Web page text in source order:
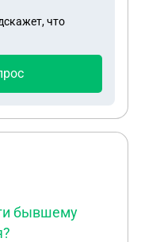
в
что
бывшему